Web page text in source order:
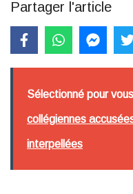
Partager l'article
Sélectionné pour
collégiennes
interpellées